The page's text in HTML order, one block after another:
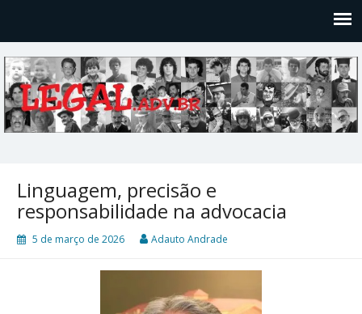
Linguagem, precisão e
responsabilidade na advocacia
5 de março de 2026 Adauto Andrade